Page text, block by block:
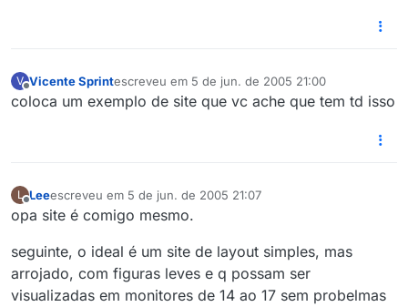
V
Offline
Vicente Sprintescreveu em 5 de jun. de 2005 21:00
última edição por
coloca um exemplo de site que vc ache que tem td isso
L
Offline
Leeescreveu em 5 de jun. de 2005 21:07
última edição por
opa site é comigo mesmo.
seguinte, o ideal é um site de layout simples, mas
arrojado, com figuras leves e q possam ser
visualizadas em monitores de 14 ao 17 sem probelmas